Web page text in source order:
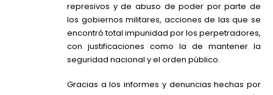
represivos y de abuso de poder por parte de
los gobiernos militares, acciones de las que se
encontró total impunidad por los perpetradores,
con justificaciones como la de mantener la
seguridad nacional y el orden público.
Gracias a los informes y denuncias hechas por